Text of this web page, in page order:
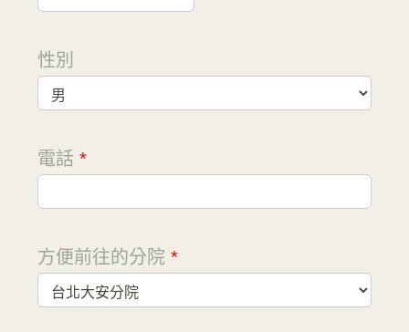
性別
電話 *
方便前往的分院 *